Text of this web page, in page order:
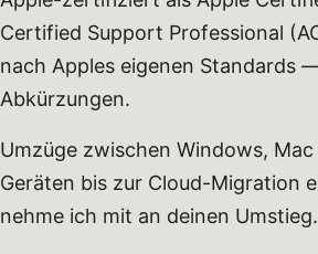
Certified Support Professional
nach Apples eigenen Standards
Abkürzungen.
Umzüge zwischen Windows,
Geräten bis zur Cloud-Migration
nehme ich mit an deinen Umstieg.